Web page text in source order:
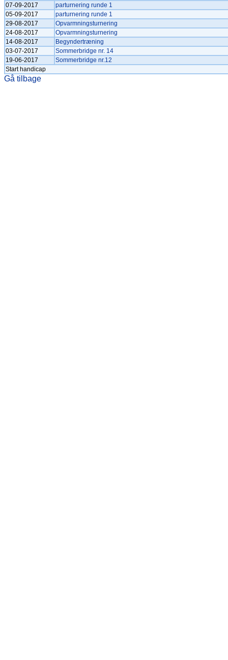
07-09-2017
parturnering runde 1
05-09-2017
parturnering runde 1
29-08-2017
Opvarmningsturnering
24-08-2017
Opvarmningsturnering
14-08-2017
Begyndertræning
03-07-2017
Sommerbridge nr. 14
19-06-2017
Sommerbridge nr.12
Start handicap
Gå tilbage